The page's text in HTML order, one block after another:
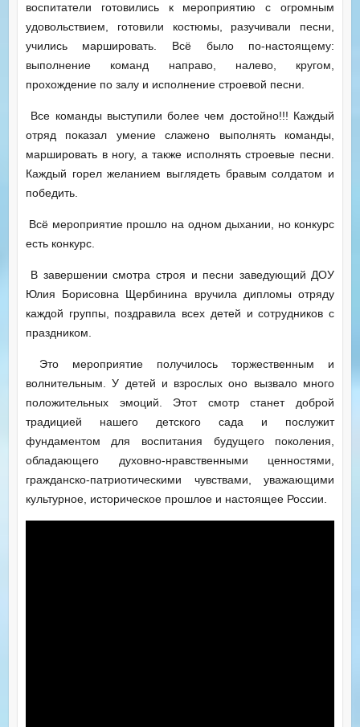
воспитатели готовились к мероприятию с огромным
удовольствием, готовили костюмы, разучивали песни,
учились маршировать. Всё было по-настоящему:
выполнение команд направо, налево, кругом,
прохождение по залу и исполнение строевой песни.
Все команды выступили более чем достойно!!! Каждый
отряд показал умение слажено выполнять команды,
маршировать в ногу, а также исполнять строевые песни.
Каждый горел желанием выглядеть бравым солдатом и
победить.
Всё мероприятие прошло на одном дыхании, но конкурс
есть конкурс.
В завершении смотра строя и песни заведующий ДОУ
Юлия Борисовна Щербинина вручила дипломы отряду
каждой группы, поздравила всех детей и сотрудников с
праздником.
Это мероприятие получилось торжественным и
волнительным. У детей и взрослых оно вызвало много
положительных эмоций. Этот смотр станет доброй
традицией нашего детского сада и послужит
фундаментом для воспитания будущего поколения,
обладающего духовно-нравственными ценностями,
гражданско-патриотическими чувствами, уважающими
культурное, историческое прошлое и настоящее России.